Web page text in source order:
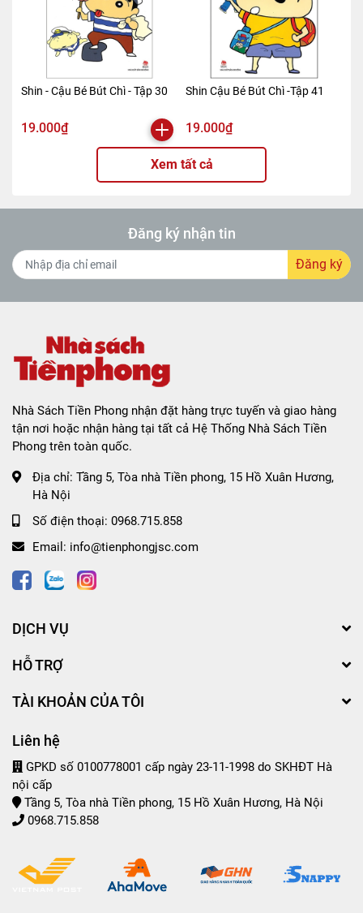
Shin - Cậu Bé Bút Chì - Tập 30
19.000₫
Shin Cậu Bé Bút Chì -Tập 41
19.000₫
Xem tất cả
Đăng ký nhận tin
Đăng ký
Nhà Sách Tiền Phong nhận đặt hàng trực tuyến và giao hàng
tận nơi hoặc nhận hàng tại tất cả Hệ Thống Nhà Sách Tiền
Phong trên toàn quốc.
Địa chỉ: Tầng 5, Tòa nhà Tiền phong, 15 Hồ Xuân Hương,
Hà Nội
Số điện thoại: 0968.715.858
Email: info@tienphongjsc.com
DỊCH VỤ
HỖ TRỢ
TÀI KHOẢN CỦA TÔI
Liên hệ
GPKD số 0100778001 cấp ngày 23-11-1998 do SKHĐT Hà
nội cấp
Tầng 5, Tòa nhà Tiền phong, 15 Hồ Xuân Hương, Hà Nội
0968.715.858